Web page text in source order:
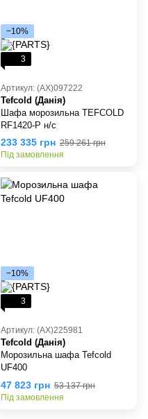
−10%
3
Артикул: (AX)097222
Tefcold (Данія)
Шафа морозильна TEFCOLD
RF1420-P н/с
233 335 грн 259 261 грн
Під замовлення
−10%
3
Артикул: (AX)225981
Tefcold (Данія)
Морозильна шафа Tefcold
UF400
47 823 грн 53 137 грн
Під замовлення